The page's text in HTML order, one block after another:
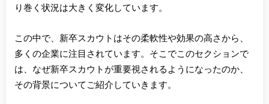
り巻く状況は大きく変化しています。
この中で、新卒スカウトはその柔軟性や効果の高さから、
多くの企業に注目されています。そこでこのセクションで
は、なぜ新卒スカウトが重要視されるようになったのか、
その背景についてご紹介していきます。